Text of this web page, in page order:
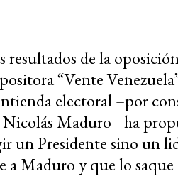
resultados de la
“Vente
electoral –por
Maduro– ha
un Presidente sino un
a Maduro y que lo saque